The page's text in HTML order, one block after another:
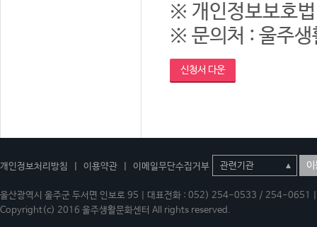
※ 개인정보보호
※ 문의처 : 울주
신청서 다운
개인정보처리방침 이용약관 이메일무단수집거부 이
울산광역시 울주군 두서면 인보로 95 | 대표전화 : 052) 254-0533 / 254-
Copyright(c) 2016 울주생활문화센터 All rights reserved.